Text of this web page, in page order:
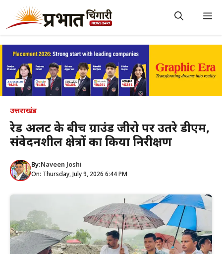
content
उत्तराखंड
रेड अलर्ट के बीच ग्राउंड जीरो पर उतरे डीएम,
संवेदनशील क्षेत्रों का किया निरीक्षण
By:Naveen Joshi
On: Thursday, July 9, 2026 6:44 PM